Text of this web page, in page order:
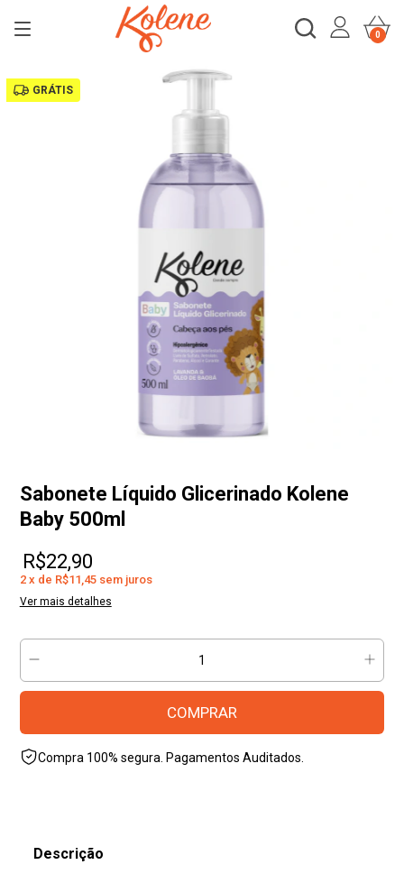
0
GRÁTIS
Sabonete Líquido Glicerinado Kolene
Baby 500ml
R$22,90
2 x de R$11,45 sem juros
Ver mais detalhes
Compra 100% segura. Pagamentos Auditados.
Descrição